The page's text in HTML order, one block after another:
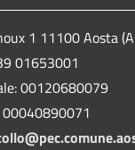
1 11100 Aosta
01653001
00120680079